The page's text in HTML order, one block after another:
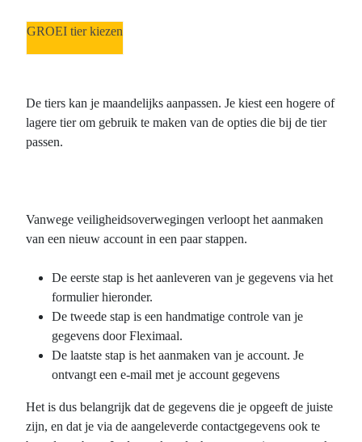
GROEI tier kiezen
De tiers kan je maandelijks aanpassen. Je kiest een hogere of
lagere tier om gebruik te maken van de opties die bij de tier
passen.
Vanwege veiligheidsoverwegingen verloopt het aanmaken
van een nieuw account in een paar stappen.
De eerste stap is het aanleveren van je gegevens via het
formulier hieronder.
De tweede stap is een handmatige controle van je
gegevens door Fleximaal.
De laatste stap is het aanmaken van je account. Je
ontvangt een e-mail met je account gegevens
Het is dus belangrijk dat de gegevens die je opgeeft de juiste
zijn, en dat je via de aangeleverde contactgegevens ook te